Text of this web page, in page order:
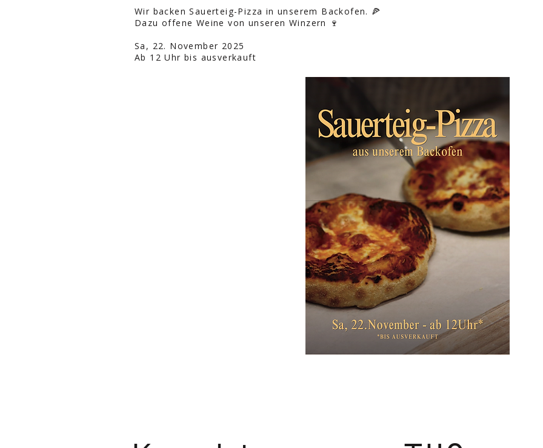
Wir backen Sauerteig-Pizza in unserem Backofen. 🍕
Dazu offene Weine von unseren Winzern 🍷
Sa, 22. November 2025
Ab 12 Uhr bis ausverkauft